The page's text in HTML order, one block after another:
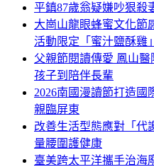
平鎮87歲翁疑嫌吵狠殺
大崗山龍眼蜂蜜文化
活動限定「蜜汁鹽酥雞
父親節閱讀傳愛 鳳山
孩子到陪伴長輩
2026南國漫讀節打造國
親臨屏東
改善生活型態應對「代
量腰圍護健康
臺美跨太平洋攜手治